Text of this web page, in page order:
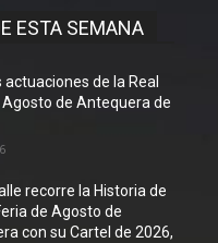
ESTA SEMANA
actuaciones de la Real
Agosto de Antequera de
recorre la Historia de
de Agosto de
con su Cartel de 2026,